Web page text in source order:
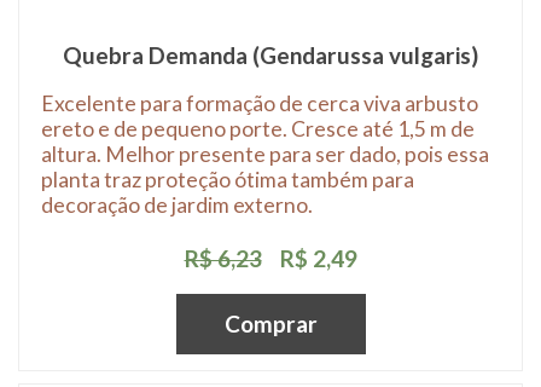
Quebra Demanda (Gendarussa vulgaris)
Excelente para formação de cerca viva arbusto
ereto e de pequeno porte. Cresce até 1,5 m de
altura. Melhor presente para ser dado, pois essa
planta traz proteção ótima também para
decoração de jardim externo.
R$ 6,23 R$ 2,49
Comprar